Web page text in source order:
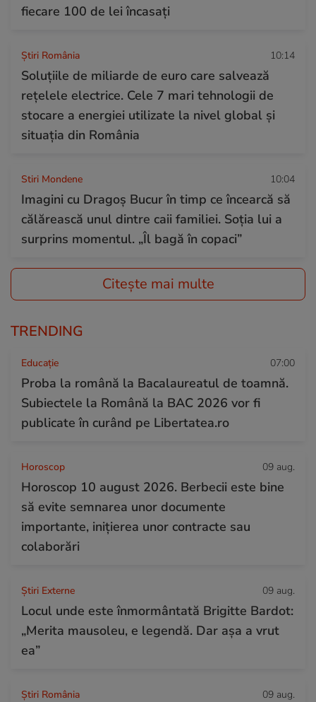
fiecare 100 de lei încasați
Știri România 10:14
Soluțiile de miliarde de euro care salvează
rețelele electrice. Cele 7 mari tehnologii de
stocare a energiei utilizate la nivel global și
situația din România
Stiri Mondene 10:04
Imagini cu Dragoș Bucur în timp ce încearcă să
călărească unul dintre caii familiei. Soția lui a
surprins momentul. „Îl bagă în copaci”
Citește mai multe
TRENDING
Educație 07:00
Proba la română la Bacalaureatul de toamnă.
Subiectele la Română la BAC 2026 vor fi
publicate în curând pe Libertatea.ro
Horoscop 09 aug.
Horoscop 10 august 2026. Berbecii este bine
să evite semnarea unor documente
importante, inițierea unor contracte sau
colaborări
Știri Externe 09 aug.
Locul unde este înmormântată Brigitte Bardot:
„Merita mausoleu, e legendă. Dar așa a vrut
ea”
Știri România 09 aug.